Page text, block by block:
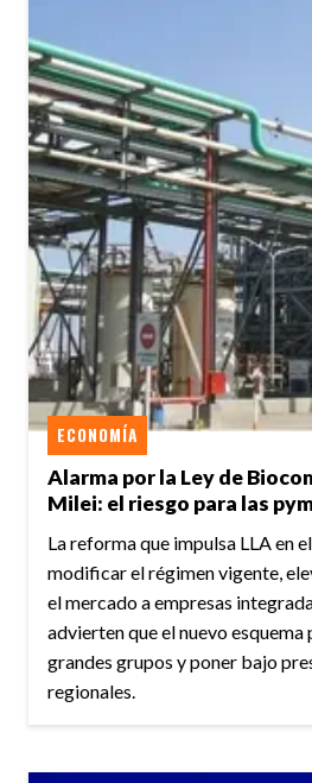
Alarma por la Ley de
Milei: el riesgo para las
ECONOMÍA
La reforma que impulsa LLA en
modificar el régimen vigente,
el mercado a empresas
advierten que el nuevo
grandes grupos y poner bajo
regionales.